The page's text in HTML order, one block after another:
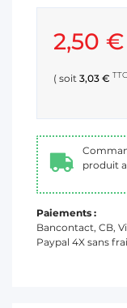
2,50 €
( soit 3,03 € TTC
produit
Paiements :
Bancontact, CB,
Paypal 4X sans